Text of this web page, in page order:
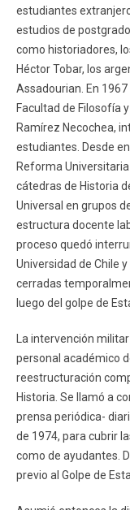
estudiantes
estudios de
como historiadores,
Héctor Tobar, los
Assadourian. En
Facultad de Filosofía
Ramírez Necochea,
estudiantes. Desde
Reforma
cátedras de Historia
Universal en grupos
estructura docente
proceso quedó
Universidad de Chile
cerradas
luego del golpe de
La intervención
personal académico
reestructuración
Historia. Se llamó a
prensa periódica-
de 1974, para cubrir
como de ayudantes.
previo al Golpe de